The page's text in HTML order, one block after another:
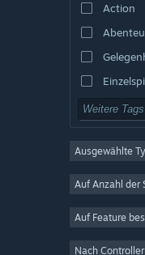
Action
Strategie
2D
Ausgewählte
Auf Anzahl der
Auf Feature
Nach